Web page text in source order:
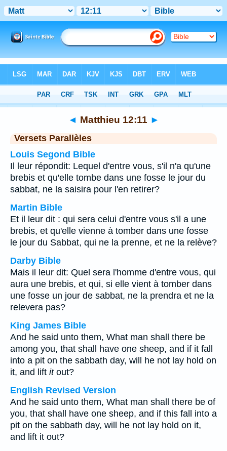
Chapitre 12> Verset 11
◄ Matthieu 12:11 ►
Versets Parallèles
Louis Segond Bible
Il leur répondit: Lequel d'entre vous, s'il n'a qu'une
brebis et qu'elle tombe dans une fosse le jour du
sabbat, ne la saisira pour l'en retirer?
Martin Bible
Et il leur dit : qui sera celui d'entre vous s'il a une
brebis, et qu'elle vienne à tomber dans une fosse
le jour du Sabbat, qui ne la prenne, et ne la relève?
Darby Bible
Mais il leur dit: Quel sera l'homme d'entre vous, qui
aura une brebis, et qui, si elle vient à tomber dans
une fosse un jour de sabbat, ne la prendra et ne la
relevera pas?
King James Bible
And he said unto them, What man shall there be
among you, that shall have one sheep, and if it fall
into a pit on the sabbath day, will he not lay hold on
it, and lift itout?
English Revised Version
And he said unto them, What man shall there be of
you, that shall have one sheep, and if this fall into a
pit on the sabbath day, will he not lay hold on it,
and lift it out?